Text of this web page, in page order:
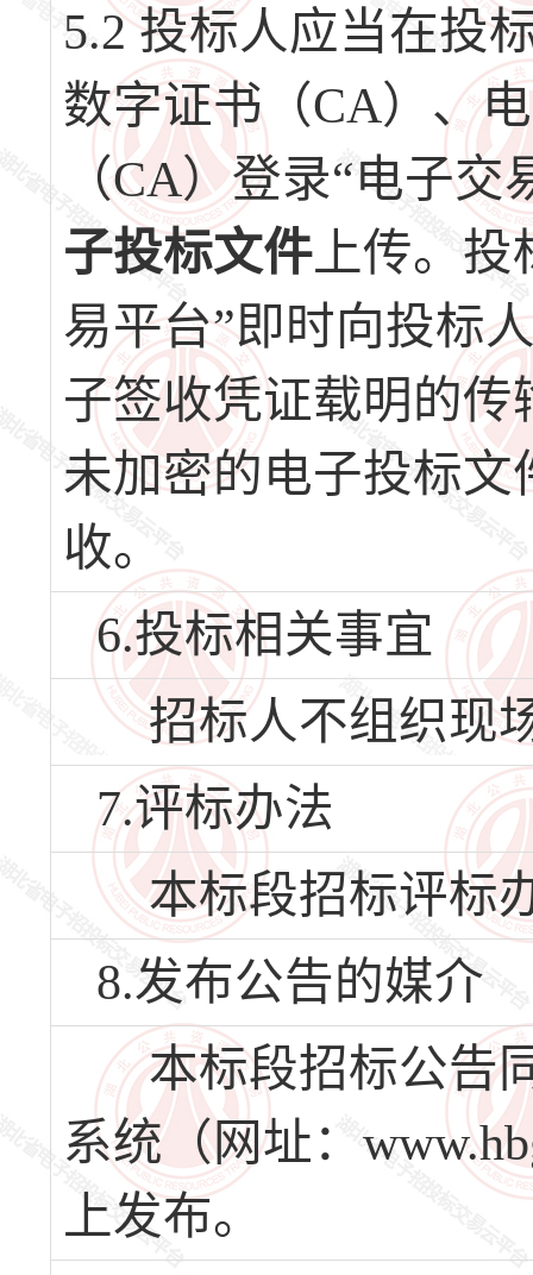
5.2 投标人应当在投
数字证书（CA）、
（CA）登录“电子
子投标文件 上传。
易平台”即时向投标
子签收凭证载明的
未加密的电子投标文
收。
6.投标相关事宜
招标人不组织现
7.评标办法
本标段招标评标
8.发布公告的媒介
本标段招标公告
系统（网址：
上发布。